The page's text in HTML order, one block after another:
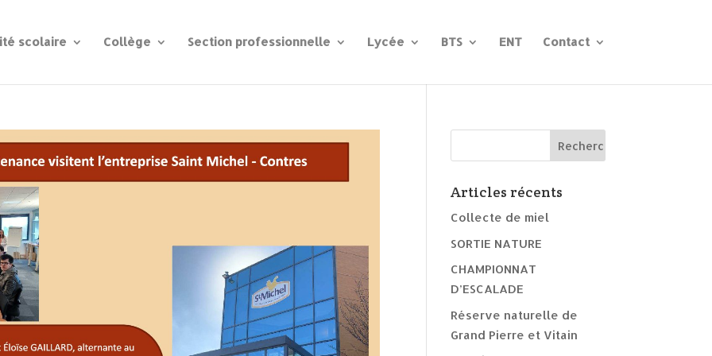
scolaire Collège Section professionnelle Lycée BTS ENT Contact
Articles récents
Collecte de miel
SORTIE NATURE
CHAMPIONNAT
D’ESCALADE
Réserve naturelle de
Grand Pierre et Vitain